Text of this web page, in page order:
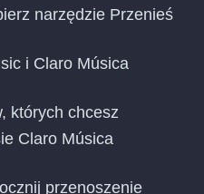
narzędzie Przenieś
i Claro Música
których chcesz
Claro Música
przenoszenie